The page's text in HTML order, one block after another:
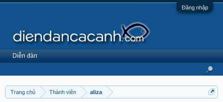
Đăng nhập
Trang chủ Thành viên aliza
Diễn đàn